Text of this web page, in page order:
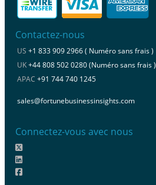
Contactez-nous
US +1 833 909 2966 ( Numéro sans frais )
UK+44 808 502 0280 (Numéro sans frais )
APAC +91 744 740 1245
sales@fortunebusinessinsights.com
Connectez-vous avec nous